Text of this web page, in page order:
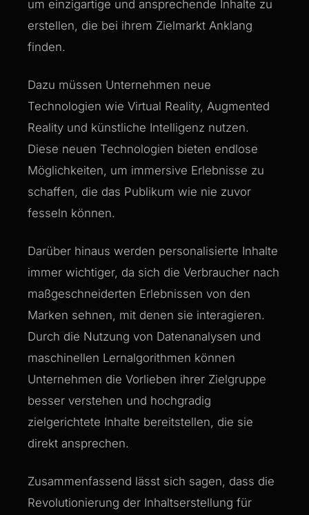
um einzigartige und ansprechende Inhalte zu
erstellen, die bei ihrem Zielmarkt Anklang
finden.
Dazu müssen Unternehmen neue
Technologien wie Virtual Reality, Augmented
Reality und künstliche Intelligenz nutzen.
Diese neuen Technologien bieten endlose
Möglichkeiten, um immersive Erlebnisse zu
schaffen, die das Publikum wie nie zuvor
fesseln können.
Darüber hinaus werden personalisierte Inhalte
immer wichtiger, da sich die Verbraucher nach
maßgeschneiderten Erlebnissen von den
Marken sehnen, mit denen sie interagieren.
Durch die Nutzung von Datenanalysen und
maschinellen Lernalgorithmen können
Unternehmen die Vorlieben ihrer Zielgruppe
besser verstehen und hochgradig
zielgerichtete Inhalte bereitstellen, die sie
direkt ansprechen.
Zusammenfassend lässt sich sagen, dass die
Revolutionierung der Inhaltserstellung für